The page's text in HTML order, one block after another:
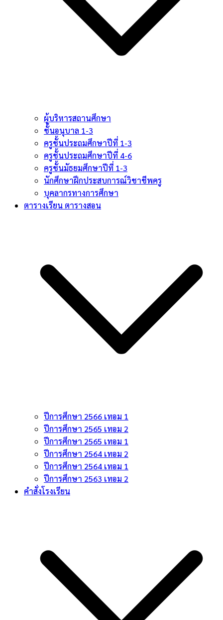
ผู้บริหารสถานศึกษา
ชั้นอนุบาล 1-3
ครูชั้นประถมศึกษาปีที่ 1-3
ครูชั้นประถมศึกษาปีที่ 4-6
ครูชั้นมัธยมศึกษาปีที่ 1-3
นักศึกษาฝึกประสบการณ์วิชาชีพครู
บุคลากรทางการศึกษา
ตารางเรียน ตารางสอน
ปีการศึกษา 2566 เทอม 1
ปีการศึกษา 2565 เทอม 2
ปีการศึกษา 2565 เทอม 1
ปีการศึกษา 2564 เทอม 2
ปีการศึกษา 2564 เทอม 1
ปีการศึกษา 2563 เทอม 2
คำสั่งโรงเรียน